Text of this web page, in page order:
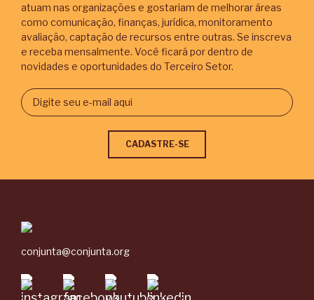
atuam nas organizações e gostariam de melhorar áreas
como comunicação, finanças, jurídica, monitoramento
avaliação, captação de recursos entre outras. Se inscreva
e receba mensalmente. Você ficará por dentro de
novidades e oportunidades do Terceiro Setor.
conjunta@conjunta.org